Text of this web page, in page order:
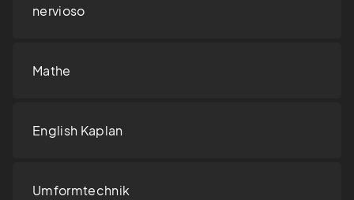
nervioso
Mathe
English Kaplan
Umformtechnik